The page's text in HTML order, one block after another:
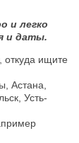
и легко
и даты.
откуда ищите
Астана,
Усть-